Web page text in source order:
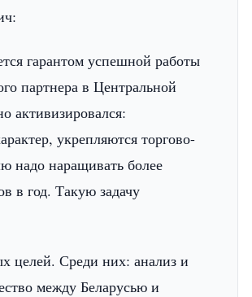
гарантом успешной работы
партнера в Центральной
активизировался:
укрепляются торгово-
надо наращивать более
в год. Такую задачу
целей. Среди них: анализ и
между Беларусью и